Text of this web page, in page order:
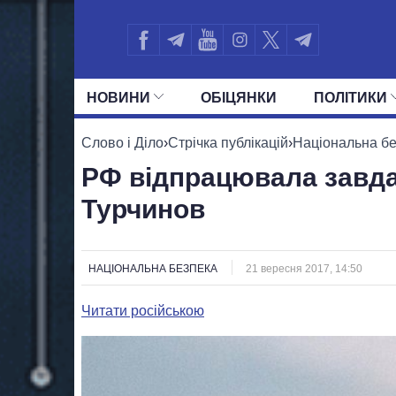
НОВИНИ ОБIЦЯНКИ ПОЛIТИКИ
УСІ ПОЛІТИКИ ПРЕЗИДЕНТ І
Слово і Діло›Стрічка публікацій›Національна
РФ відпрацювала
Турчинов
НАЦІОНАЛЬНА БЕЗПЕКА 21 вересня 2017, 14:50
Читати російською